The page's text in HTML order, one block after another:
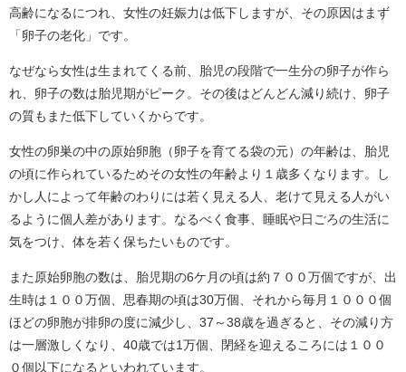
高齢になるにつれ、女性の妊娠力は低下しますが、その原因はまず
「卵子の老化」です。
なぜなら女性は生まれてくる前、胎児の段階で一生分の卵子が作ら
れ、卵子の数は胎児期がピーク。その後はどんどん減り続け、卵子
の質もまた低下していくからです。
女性の卵巣の中の原始卵胞（卵子を育てる袋の元）の年齢は、胎児
の頃に作られているためその女性の年齢より１歳多くなります。し
かし人によって年齢のわりには若く見える人、老けて見える人がい
るように個人差があります。なるべく食事、睡眠や日ごろの生活に
気をつけ、体を若く保ちたいものです。
また原始卵胞の数は、胎児期の6ケ月の頃は約７００万個ですが、出
生時は１００万個、思春期の頃は30万個、それから毎月１０００個
ほどの卵胞が排卵の度に減少し、37～38歳を過ぎると、その減り方
は一層激しくなり、40歳では1万個、閉経を迎えるころには１００
０個以下になるといわれています。